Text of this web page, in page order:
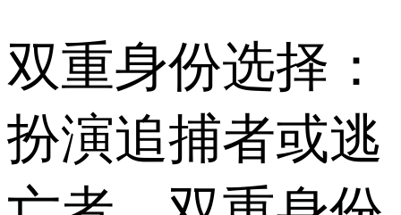
双重身份选择：
扮演追捕者或逃